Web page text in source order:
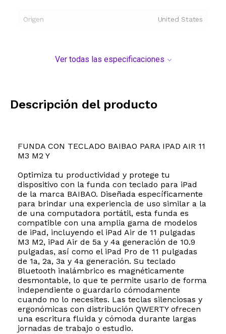
Origen United States
Ver todas las especificaciones
Descripción del producto
FUNDA CON TECLADO BAIBAO PARA IPAD AIR 11
M3 M2 Y
Optimiza tu productividad y protege tu
dispositivo con la funda con teclado para iPad
de la marca BAIBAO. Diseñada específicamente
para brindar una experiencia de uso similar a la
de una computadora portátil, esta funda es
compatible con una amplia gama de modelos
de iPad, incluyendo el iPad Air de 11 pulgadas
M3 M2, iPad Air de 5a y 4a generación de 10.9
pulgadas, así como el iPad Pro de 11 pulgadas
de 1a, 2a, 3a y 4a generación. Su teclado
Bluetooth inalámbrico es magnéticamente
desmontable, lo que te permite usarlo de forma
independiente o guardarlo cómodamente
cuando no lo necesites. Las teclas silenciosas y
ergonómicas con distribución QWERTY ofrecen
una escritura fluida y cómoda durante largas
jornadas de trabajo o estudio.